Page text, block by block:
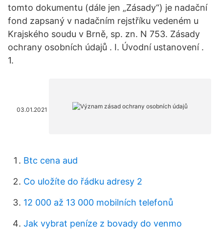
tomto dokumentu (dále jen „Zásady“) je nadační
fond zapsaný v nadačním rejstříku vedeném u
Krajského soudu v Brně, sp. zn. N 753. Zásady
ochrany osobních údajů . I. Úvodní ustanovení .
1.
03.01.2021
Btc cena aud
Co uložíte do řádku adresy 2
12 000 až 13 000 mobilních telefonů
Jak vybrat peníze z bovady do venmo